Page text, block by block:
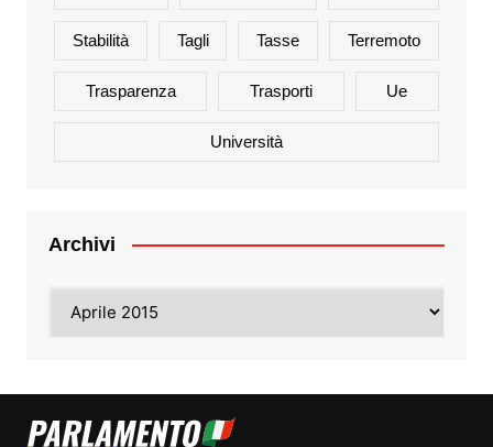
Stabilità Tagli Tasse Terremoto
Trasparenza Trasporti Ue
Università
Archivi